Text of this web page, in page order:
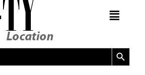
Search Button